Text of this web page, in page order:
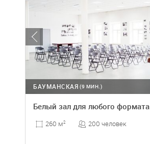
(9 МИН.)
БАУМАНСКАЯ
Белый зал для любого формата
260 м2 200 человек